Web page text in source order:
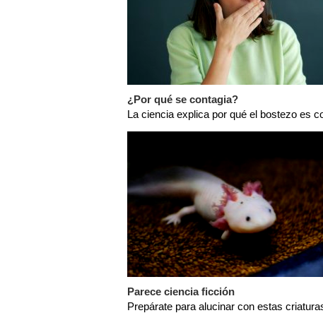
¿Por qué se contagia?
La ciencia explica por qué el bostezo es
Parece ciencia ficción
Prepárate para alucinar con estas